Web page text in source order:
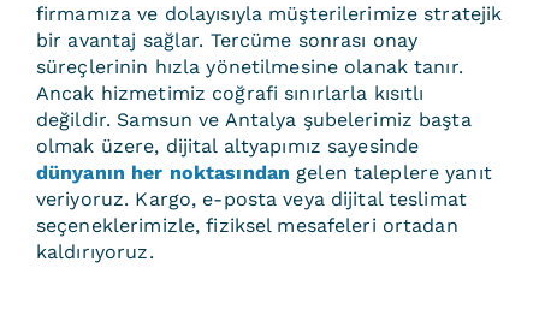
firmamıza ve dolayısıyla müşterilerimize stratejik
bir avantaj sağlar. Tercüme sonrası onay
süreçlerinin hızla yönetilmesine olanak tanır.
Ancak hizmetimiz coğrafi sınırlarla kısıtlı
değildir. Samsun ve Antalya şubelerimiz başta
olmak üzere, dijital altyapımız sayesinde
dünyanın her noktasından gelen taleplere yanıt
veriyoruz. Kargo, e-posta veya dijital teslimat
seçeneklerimizle, fiziksel mesafeleri ortadan
kaldırıyoruz.